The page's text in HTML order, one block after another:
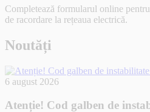
Completează formularul online
de racordare la rețeaua electrică.
Noutăți
6 august 2026
Atenție! Cod galben de